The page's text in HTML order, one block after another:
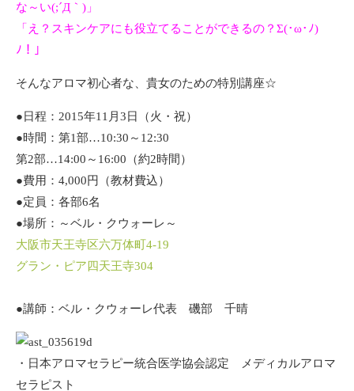
な～い(;´Д｀)」
「え？スキンケアにも役立てることができるの？Σ(･ω･ﾉ)
ﾉ！」
そんなアロマ初心者な、貴女のための特別講座☆
●日程：2015年11月3日（火・祝）
●時間：第1部…10:30～12:30
第2部…14:00～16:00（約2時間）
●費用：4,000円（教材費込）
●定員：各部6名
●場所：～ベル・クウォーレ～
大阪市天王寺区六万体町4‐19
グラン・ピア四天王寺304
●講師：ベル・クウォーレ代表 磯部 千晴
・日本アロマセラピー統合医学協会認定 メディカルアロマ
セラピスト